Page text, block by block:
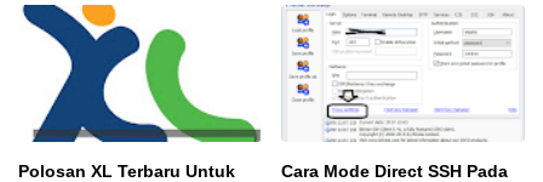
Polosan XL Terbaru Untuk
Cara Mode Direct SSH Pada